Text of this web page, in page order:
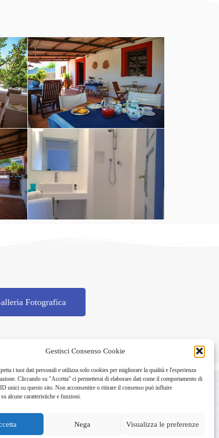
Gestisci Consenso Cookie
i tuoi dati personali e utilizza solo cookies per migliorare la qualità e l'esperienza
Cliccando su "Accetta" ci permetterai di elaborare dati come il comportamento di
unici su questo sito. Non acconsentire o ritirare il consenso può influire
alcune caratteristiche e funzioni.
Nega Visualizza le preferenze
Fotografica